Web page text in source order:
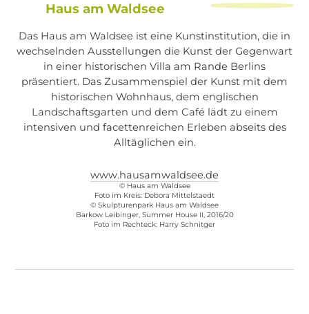
Haus am Waldsee
Das Haus am Waldsee ist eine Kunstinstitution, die in
wechselnden Ausstellungen die Kunst der Gegenwart
in einer historischen Villa am Rande Berlins
präsentiert. Das Zusammenspiel der Kunst mit dem
historischen Wohnhaus, dem englischen
Landschaftsgarten und dem Café lädt zu einem
intensiven und facettenreichen Erleben abseits des
Alltäglichen ein.
www.hausamwaldsee.de
© Haus am Waldsee
Foto im Kreis: Debora Mittelstaedt
© Skulpturenpark Haus am Waldsee
Barkow Leibinger, Summer House II, 2016/20
Foto im Rechteck: Harry Schnitger